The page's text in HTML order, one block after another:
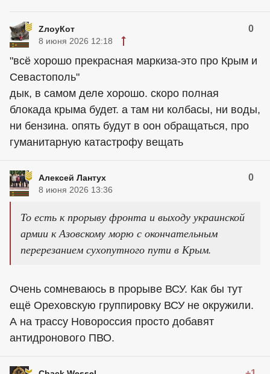
ZлоyКот 0
8 июня 2026 12:18
"всё хорошо прекрасная маркиза-это про Крым и
Севастополь"
дык, в самом деле хорошо. скоро полная
блокада крыма будет. а там ни колбасы, ни воды,
ни бензина. опять будут в оон обращаться, про
гуманитарную катастрофу вещать
Алексей Лантух 0
8 июня 2026 13:36
То есть к прорыву фронта и выходу украинской
армии к Азовскому морю с окончательным
перерезанием сухопутного пути в Крым.
Очень сомневаюсь в прорыве ВСУ. Как бы тут
ещё Ореховскую группировку ВСУ не окружили.
А на трассу Новороссия просто добавят
антидронового ПВО.